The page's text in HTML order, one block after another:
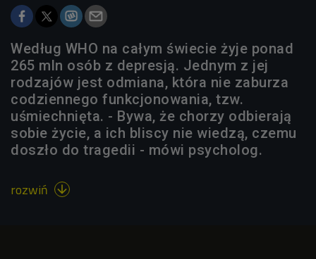
Według WHO na całym świecie żyje ponad
265 mln osób z depresją. Jednym z jej
rodzajów jest odmiana, która nie zaburza
codziennego funkcjonowania, tzw.
uśmiechnięta. - Bywa, że chorzy odbierają
sobie życie, a ich bliscy nie wiedzą, czemu
doszło do tragedii - mówi psycholog.
rozwiń 